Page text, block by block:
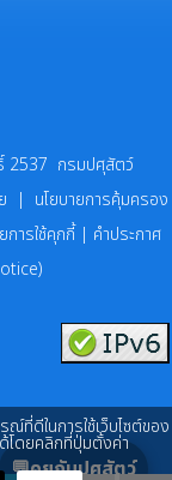
💬คุยกับปศุสัตว์
2537 กรมปศุสัตว์
| นโยบายการคุ้มครอง
การใช้คุกกี้ | คำประกาศ
ที่ดีในการใช้เว็บไซต์ของ
โดยคลิกที่ปุ่มตั้งค่า